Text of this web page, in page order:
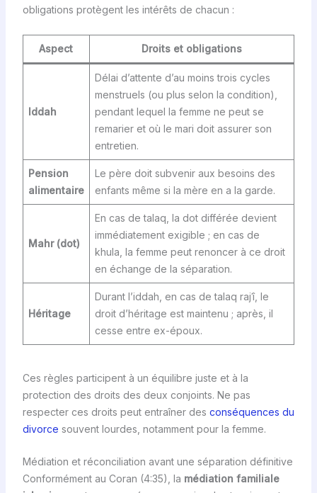
obligations protègent les intérêts de chacun :
Aspect Droits et obligations
Iddah
Délai d’attente d’au moins trois cycles
menstruels (ou plus selon la condition),
pendant lequel la femme ne peut se
remarier et où le mari doit assurer son
entretien.
Pension
alimentaire
Le père doit subvenir aux besoins des
enfants même si la mère en a la garde.
Mahr (dot)
En cas de talaq, la dot différée devient
immédiatement exigible ; en cas de
khula, la femme peut renoncer à ce droit
en échange de la séparation.
Héritage
Durant l’iddah, en cas de talaq rajʿî, le
droit d’héritage est maintenu ; après, il
cesse entre ex-époux.
Ces règles participent à un équilibre juste et à la
protection des droits des deux conjoints. Ne pas
respecter ces droits peut entraîner des conséquences du
divorce souvent lourdes, notamment pour la femme.
Médiation et réconciliation avant une séparation définitive
Conformément au Coran (4:35), la médiation familiale